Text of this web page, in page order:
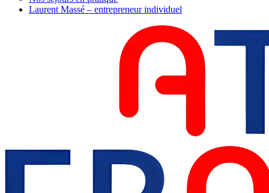
Laurent Massé – entrepreneur individuel